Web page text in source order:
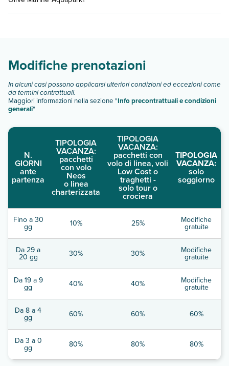
Modifiche prenotazioni
In alcuni casi possono applicarsi ulteriori condizioni ed eccezioni come
da termini contrattuali.
Maggiori informazioni nella sezione "Info precontrattuali e condizioni
generali"
N.
GIORNI
ante
partenza
TIPOLOGIA
VACANZA:
pacchetti
con volo
Neos
o linea
charterizzata
TIPOLOGIA
VACANZA:
pacchetti con
volo di linea, voli
Low Cost o
traghetti -
solo tour o
crociera
TIPOLOGIA
VACANZA:
solo
soggiorno
Fino a 30
gg 10% 25% Modifiche
gratuite
Da 29 a
20 gg 30% 30% Modifiche
gratuite
Da 19 a 9
gg 40% 40% Modifiche
gratuite
Da 8 a 4
gg 60% 60% 60%
Da 3 a 0
gg 80% 80% 80%